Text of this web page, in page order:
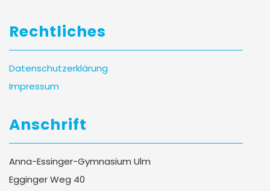
Rechtliches
Datenschutzerklärung
Impressum
Anschrift
Anna-Essinger-Gymnasium Ulm
Egginger Weg 40